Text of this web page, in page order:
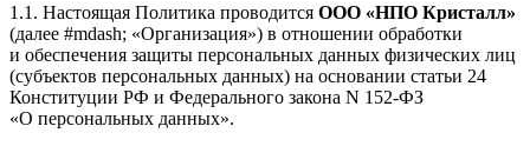
1.1. Настоящая Политика проводится ООО «НПО Кристалл»
(далее #mdash; «Организация») в отношении обработки
и обеспечения защиты персональных данных физических лиц
(субъектов персональных данных) на основании статьи 24
Конституции РФ и Федерального закона N 152-ФЗ
«О персональных данных».